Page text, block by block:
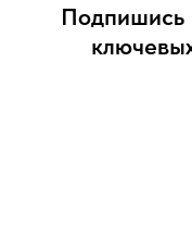
Подпишись